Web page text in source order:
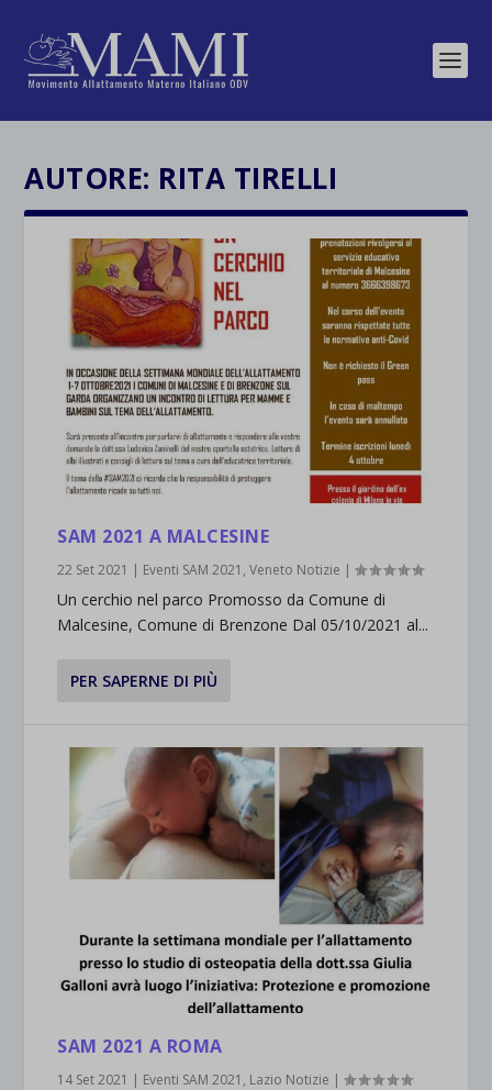
AUTORE: RITA TIRELLI
SAM 2021 A MALCESINE
22 Set 2021 | Eventi SAM 2021 ,Veneto Notizie |
Un cerchio nel parco Promosso da Comune di
Malcesine, Comune di Brenzone Dal 05/10/2021 al...
PER SAPERNE DI PIÙ
SAM 2021 A ROMA
14 Set 2021 | Eventi SAM 2021 , Lazio Notizie |